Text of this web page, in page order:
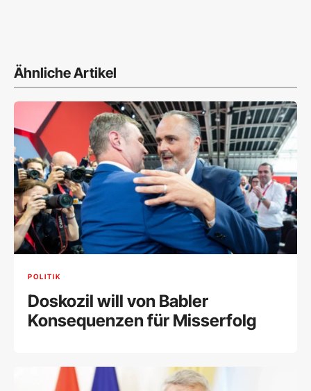
Ähnliche Artikel
POLITIK
Doskozil will von Babler
Konsequenzen für Misserfolg